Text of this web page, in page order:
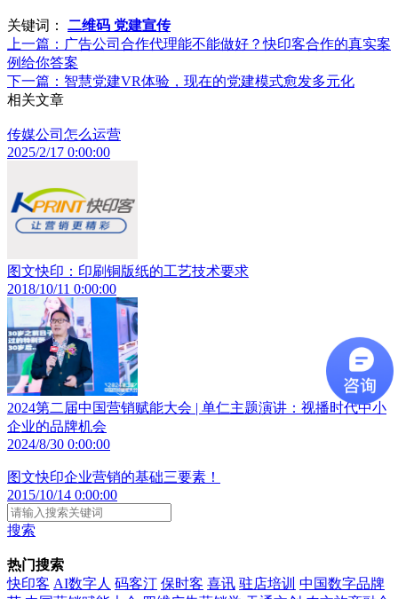
关键词：
二维码 党建宣传
上一篇： 广告公司合作代理能不能做好？快印客合作的真实案
例给你答案
下一篇： 智慧党建VR体验，现在的党建模式愈发多元化
相关文章
传媒公司怎么运营
2025/2/17 0:00:00
图文快印：印刷铜版纸的工艺技术要求
2018/10/11 0:00:00
2024第二届中国营销赋能大会 | 单仁主题演讲：视播时代中小
企业的品牌机会
2024/8/30 0:00:00
图文快印企业营销的基础三要素！
2015/10/14 0:00:00
搜索
热门搜索
快印客 AI数字人 码客汀 保时客 喜讯 驻店培训 中国数字品牌